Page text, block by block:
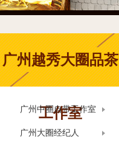
广州越秀大圈品茶
工作室
广州中圈自带工作室
广州大圈经纪人